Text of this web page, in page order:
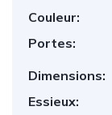
Couleur:
Portes:
Dimensions:
Essieux: